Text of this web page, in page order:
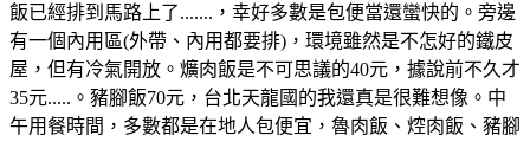
飯已經排到馬路上了.......，幸好多數是包便當還蠻快的。 旁邊
有一個內用區(外帶、內用都要排)，環境雖然是不怎好的鐵皮
屋，但有冷氣開放。 爌肉飯是不可思議的40元，據說前不久才
35元.....。豬腳飯70元，台北天龍國的我還真是很難想像。 中
午用餐時間，多數都是在地人包便宜，魯肉飯、焢肉飯、豬腳